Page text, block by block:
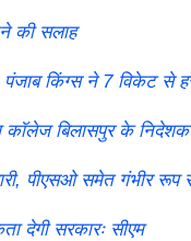
की सलाह
किंग्स ने 7 विकेट से
कॉलेज बिलासपुर के निदेशक
पीएसओ समेत गंभीर रूप
देगी सरकारः सीएम